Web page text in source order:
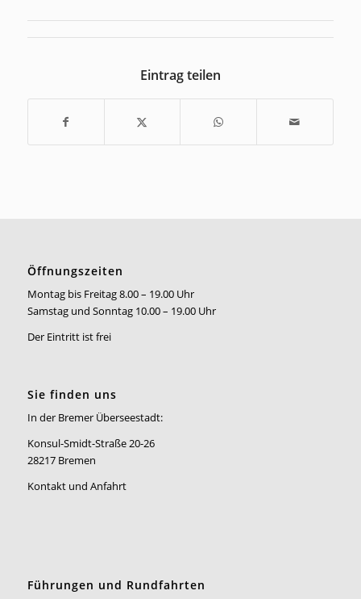
Eintrag teilen
Öffnungszeiten
Montag bis Freitag 8.00 – 19.00 Uhr
Samstag und Sonntag 10.00 – 19.00 Uhr
Der Eintritt ist frei
Sie finden uns
In der Bremer Überseestadt:
Konsul-Smidt-Straße 20-26
28217 Bremen
Kontakt und Anfahrt
Führungen und Rundfahrten